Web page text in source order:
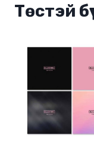
Төстэй